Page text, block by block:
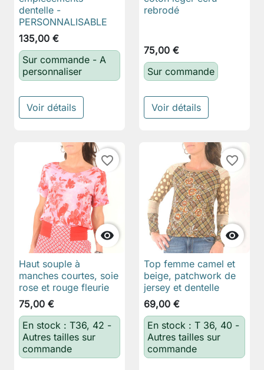
dentelle -
PERSONNALISABLE
135,00 €
Sur commande - A
personnaliser
Voir détails
rebrodé
75,00 €
Sur commande
Voir détails

favorite_border
Haut souple à
manches courtes, soie
rose et rouge fleurie
75,00 €
En stock : T36, 42 -
Autres tailles sur
commande

favorite_border
Top femme camel et
beige, patchwork de
jersey et dentelle
69,00 €
En stock : T 36, 40 -
Autres tailles sur
commande